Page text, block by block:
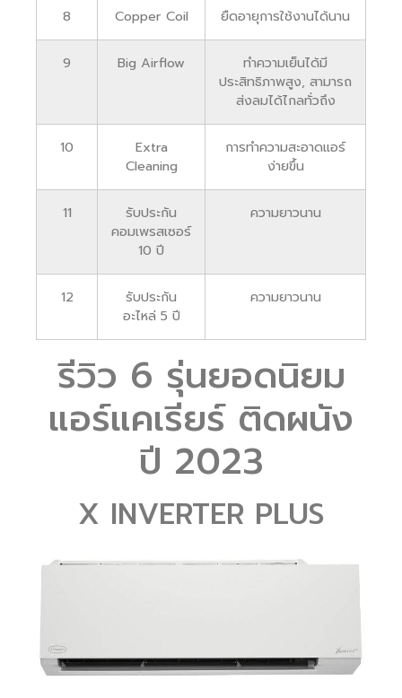
8 Copper Coil ยืดอายุการใช้งานได้นาน
9 Big Airflow
ทำความเย็นได้มี
ประสิทธิภาพสูง, สามารถ
ส่งลมได้ไกลทั่วถึง
10
Extra
Cleaning
การทำความสะอาดแอร์
ง่ายขึ้น
11
รับประกัน
คอมเพรสเซอร์
10 ปี
ความยาวนาน
12
รับประกัน
อะไหล่ 5 ปี
ความยาวนาน
รีวิว 6 รุ่นยอดนิยม
แอร์แคเรียร์ ติดผนัง
ปี 2023
X INVERTER PLUS